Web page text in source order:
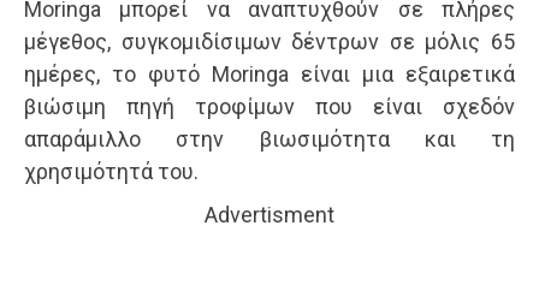
Moringa μπορεί να αναπτυχθούν σε πλήρες
μέγεθος, συγκομιδίσιμων δέντρων σε μόλις 65
ημέρες, το φυτό Moringa είναι μια εξαιρετικά
βιώσιμη πηγή τροφίμων που είναι σχεδόν
απαράμιλλο στην βιωσιμότητα και τη
χρησιμότητά του.
Advertisment